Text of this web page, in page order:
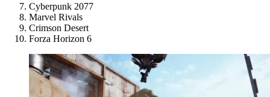
Cyberpunk 2077
Marvel Rivals
Crimson Desert
Forza Horizon 6